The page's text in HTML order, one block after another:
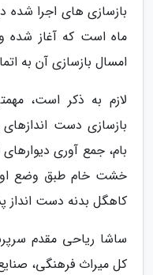
بازسازی های اجرا شده
ماه است که آغاز شده
امسال بازسازی آن به
لازم به ذکر است،
بازسازی دست
بام، جمع آوری
خشت خام طبق وضع
کاهگل بدنه دست
ساشا ریاحی مقدم
کل میراث فرهنگی،